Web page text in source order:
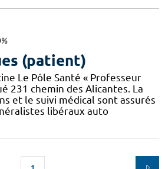
(patient)
Le Pôle Santé « Professeur
231 chemin des Alicantes. La
et le suivi médical sont assurés
libéraux auto